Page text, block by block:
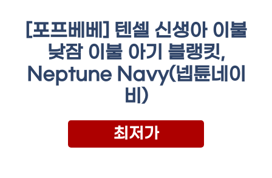
[포프베베] 텐셀 신생아 이불
낮잠 이불 아기 블랭킷,
Neptune Navy(넵튠네이
비)
최저가